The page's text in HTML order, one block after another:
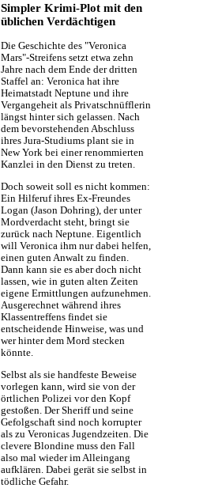
Simpler Krimi-Plot mit den
üblichen Verdächtigen
Die Geschichte des "Veronica
Mars"-Streifens setzt etwa zehn
Jahre nach dem Ende der dritten
Staffel an: Veronica hat ihre
Heimatstadt Neptune und ihre
Vergangeheit als Privatschnüfflerin
längst hinter sich gelassen. Nach
dem bevorstehenden Abschluss
ihres Jura-Studiums plant sie in
New York bei einer renommierten
Kanzlei in den Dienst zu treten.
Doch soweit soll es nicht kommen:
Ein Hilferuf ihres Ex-Freundes
Logan (Jason Dohring), der unter
Mordverdacht steht, bringt sie
zurück nach Neptune. Eigentlich
will Veronica ihm nur dabei helfen,
einen guten Anwalt zu finden.
Dann kann sie es aber doch nicht
lassen, wie in guten alten Zeiten
eigene Ermittlungen aufzunehmen.
Ausgerechnet während ihres
Klassentreffens findet sie
entscheidende Hinweise, was und
wer hinter dem Mord stecken
könnte.
Selbst als sie handfeste Beweise
vorlegen kann, wird sie von der
örtlichen Polizei vor den Kopf
gestoßen. Der Sheriff und seine
Gefolgschaft sind noch korrupter
als zu Veronicas Jugendzeiten. Die
clevere Blondine muss den Fall
also mal wieder im Alleingang
aufklären. Dabei gerät sie selbst in
tödliche Gefahr.